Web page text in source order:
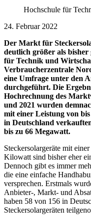
Hochschule für
24. Februar 2022
Der Markt für
deutlich größer als
für Technik und
Verbraucherzentrale
eine Umfrage unter den
durchgeführt. Die
Hochrechnung des
und 2021 wurden
mit einer Leistung von
in Deutschland
bis zu 66 Megawatt.
Steckersolargeräte mit
Kilowatt sind bisher eher
Dennoch gibt es immer
die eine einfache
versprechen. Erstmals
Anbieter-, Markt- und
haben 58 von 156 in
Steckersolargeräten